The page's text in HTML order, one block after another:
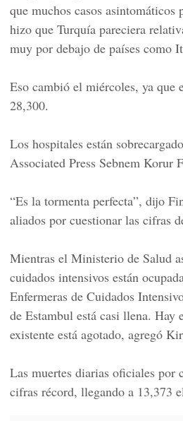
que muchos casos
hizo que Turquía pareciera
muy por debajo de países como
Eso cambió el miércoles, ya que
28,300.
Los hospitales están
Associated Press Sebnem Korur
“Es la tormenta perfecta”, dijo
aliados por cuestionar las cifras
Mientras el Ministerio de Salud
cuidados intensivos están
Enfermeras de Cuidados
de Estambul está casi llena. Hay
existente está agotado, agregó
Las muertes diarias oficiales por
cifras récord, llegando a 13,373